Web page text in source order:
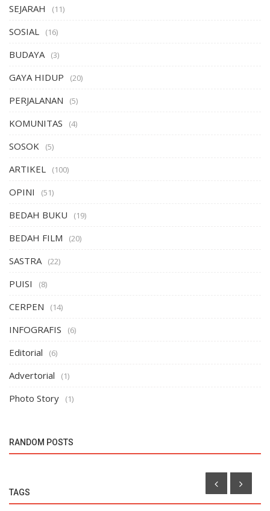
SEJARAH (11)
SOSIAL (16)
BUDAYA (3)
GAYA HIDUP (20)
PERJALANAN (5)
KOMUNITAS (4)
SOSOK (5)
ARTIKEL (100)
OPINI (51)
BEDAH BUKU (19)
BEDAH FILM (20)
SASTRA (22)
PUISI (8)
CERPEN (14)
INFOGRAFIS (6)
Editorial (6)
Advertorial (1)
Photo Story (1)
RANDOM POSTS
Melihat Pembangunan Unindra di Depok
TAGS